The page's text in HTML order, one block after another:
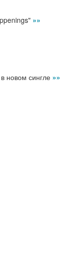
»»
новом сингле »»